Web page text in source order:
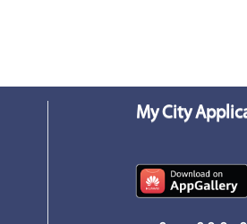
My City